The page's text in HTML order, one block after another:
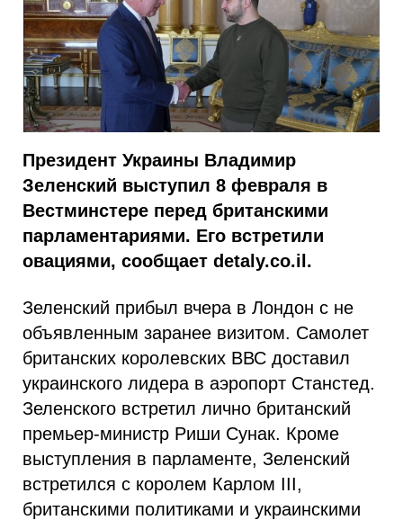
Президент Украины Владимир
Зеленский выступил 8 февраля в
Вестминстере перед британскими
парламентариями. Его встретили
овациями, сообщает detaly.co.il.
Зеленский прибыл вчера в Лондон с не
объявленным заранее визитом. Самолет
британских королевских ВВС доставил
украинского лидера в аэропорт Станстед.
Зеленского встретил лично британский
премьер-министр Риши Сунак. Кроме
выступления в парламенте, Зеленский
встретился с королем Карлом III,
британскими политиками и украинскими